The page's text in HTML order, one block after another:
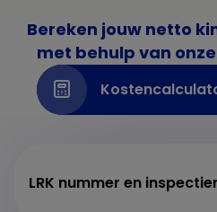
Bereken jouw netto
met behulp van
LRK nummer en